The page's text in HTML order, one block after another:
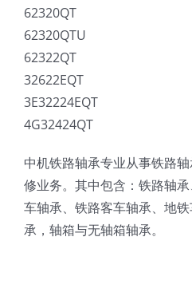
62320QT
62320QTU
62322QT
32622EQT
3E32224EQT
4G32424QT
中机铁路轴承专业从事铁路
修业务。其中包含：铁路轴
车轴承、铁路客车轴承、地
承，轴箱与无轴箱轴承。